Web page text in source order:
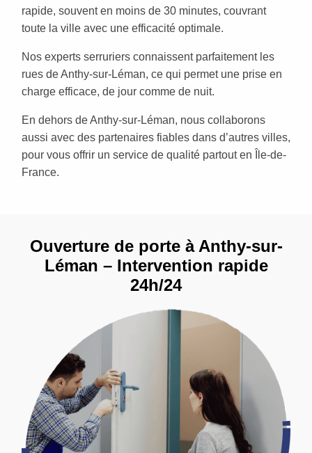
rapide, souvent en moins de 30 minutes, couvrant
toute la ville avec une efficacité optimale.
Nos experts serruriers connaissent parfaitement les
rues de Anthy-sur-Léman, ce qui permet une prise en
charge efficace, de jour comme de nuit.
En dehors de Anthy-sur-Léman, nous collaborons
aussi avec des partenaires fiables dans d’autres villes,
pour vous offrir un service de qualité partout en Île-de-
France.
Ouverture de porte à Anthy-sur-
Léman – Intervention rapide
24h/24